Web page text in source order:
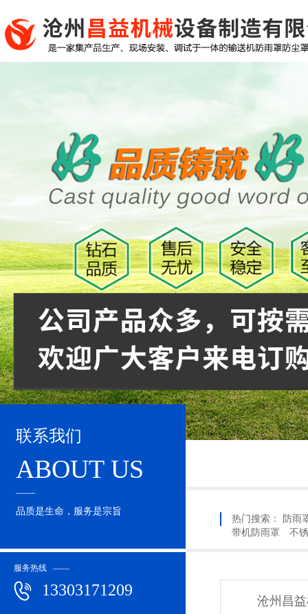
联系我们
ABOUT US
品质是生命，服务是宗旨
服务热线 ——
13303171209
热门搜索：
防雨
带机防雨罩
不
沧州昌